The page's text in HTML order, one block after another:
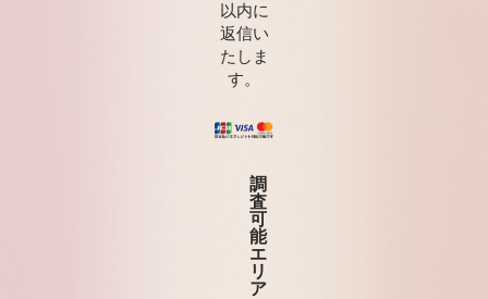
以内に
返信い
たしま
す。
調
査
可
能
エ
リ
ア